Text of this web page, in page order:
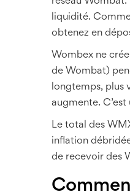
liquidité.
obtenez en
Wombex ne
de Wombat)
longtemps, plus
augmente.
Le total des
inflation
de recevoir des